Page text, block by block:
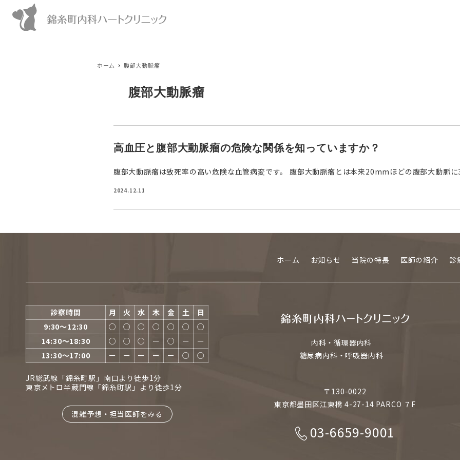
ホーム 腹部大動脈瘤
腹部大動脈瘤
高血圧と腹部大動脈瘤の危険な関係を知っていますか？
腹部大動脈瘤は致死率の高い危険な血管病変です。 腹部大動脈瘤とは本来20mmほどの腹部大動脈
2024.12.11
ホーム お知らせ 当院の特長 医師の紹介 診
診察時間 月 火 水 木 金 土
日
9:30〜12:30
○ ○ ○ ○ ○ ○
○
14:30〜18:30
○ ○ ○ ー ○ ー
ー
13:30〜17:00
ー ー ー ー ー ○ ○
JR総武線「錦糸町駅」南口より徒歩1分
東京メトロ半蔵門線「錦糸町駅」より徒歩1分
混雑予想・担当医師をみる
内科・循環器内科
糖尿病内科・呼吸器内科
〒130-0022
東京都墨田区江東橋 4-27-14 PARCO ７F
03-6659-9001